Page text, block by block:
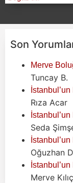
Son
Merve
Tuncay B.
Rıza Acar
Seda
Oğuzhan
Merve Kılıç